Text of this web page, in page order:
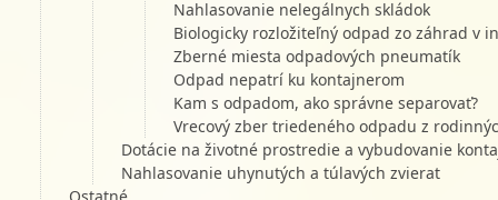
Nahlasovanie nelegálnych skládok
Biologicky rozložiteľný odpad zo záhrad v
Zberné miesta odpadových pneumatík
Odpad nepatrí ku kontajnerom
Kam s odpadom, ako správne separovať?
Vrecový zber triedeného odpadu z
Dotácie na životné prostredie a vybudovanie
Nahlasovanie uhynutých a túlavých zvierat
Ostatné